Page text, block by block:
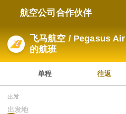
航空公司合作伙伴
飞马航空 / Pegasus
的航班
单程 往返
出发
出发地